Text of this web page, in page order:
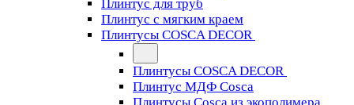
Плинтус для труб
Плинтус с мягким краем
Плинтусы COSCA DECOR
Плинтусы COSCA DECOR
Плинтус МДФ Cosca